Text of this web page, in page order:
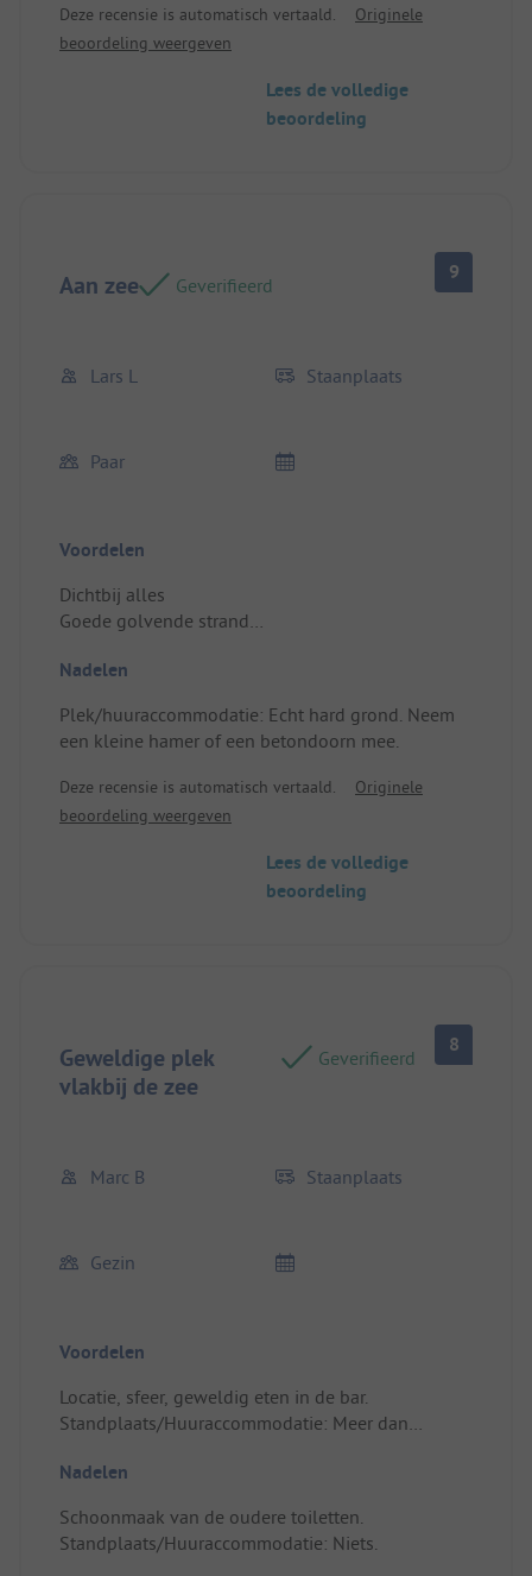
Deze recensie is automatisch vertaald.
Originele
beoordeling weergeven
Lees de volledige
beoordeling
Aan zee Geverifieerd
9
Lars L Staanplaats
Paar
Voordelen
Dichtbij alles
Goede golvende strand
ruimte
Nadelen
Plek/huuraccommodatie: Echt hard grond. Neem
een kleine hamer of een betondoorn mee.
Deze recensie is automatisch vertaald.
Originele
beoordeling weergeven
Lees de volledige
beoordeling
Geweldige plek
vlakbij de zee
Geverifieerd
8
Marc B Staanplaats
Gezin
Voordelen
Locatie, sfeer, geweldig eten in de bar.
Standplaats/Huuraccommodatie: Meer dan
Nadelen
Schoonmaak van de oudere toiletten.
Standplaats/Huuraccommodatie: Niets.